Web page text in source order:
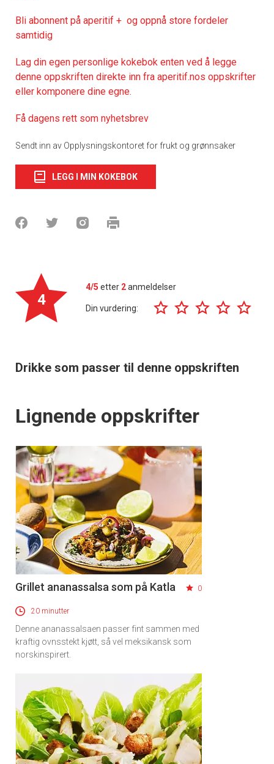
Bli abonnent på aperitif + og oppnå store fordeler
samtidig
Lag din egen personlige kokebok enten ved å legge
denne oppskriften direkte inn fra aperitif.nos oppskrifter
eller komponere dine egne.
Få dagens rett som nyhetsbrev
Sendt inn av Opplysningskontoret for frukt og grønnsaker
LEGG I MIN KOKEBOK
4
4/5 etter 2anmeldelser
Din vurdering:
Drikke som passer til denne oppskriften
Lignende oppskrifter
Grillet ananassalsa som på Katla 0
20 minutter
Denne ananassalsaen passer fint sammen med
kraftig ovnsstekt kjøtt, så vel meksikansk som
norskinspirert.